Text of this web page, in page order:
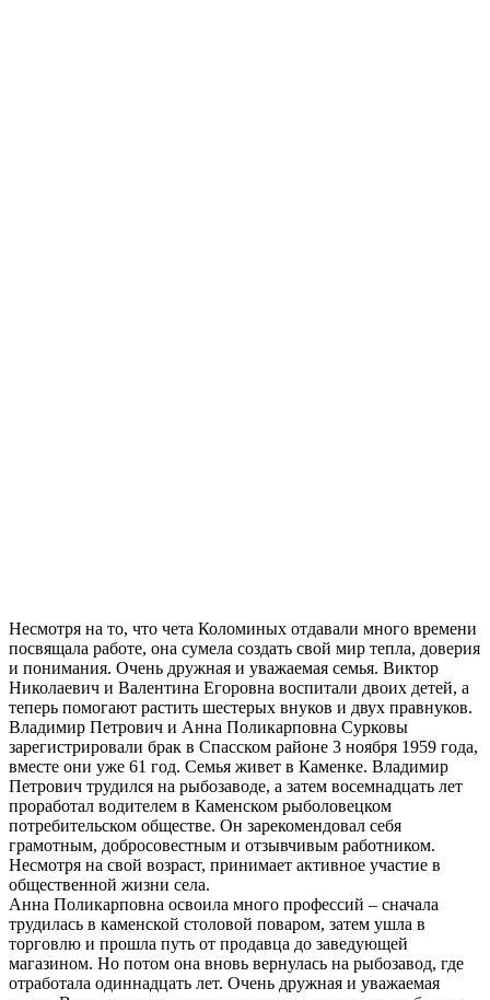
Несмотря на то, что чета Коломиных отдавали много времени
посвящала работе, она сумела создать свой мир тепла, доверия
и понимания. Очень дружная и уважаемая семья. Виктор
Николаевич и Валентина Егоровна воспитали двоих детей, а
теперь помогают растить шестерых внуков и двух правнуков.
Владимир Петрович и Анна Поликарповна Сурковы
зарегистрировали брак в Спасском районе 3 ноября 1959 года,
вместе они уже 61 год. Семья живет в Каменке. Владимир
Петрович трудился на рыбозаводе, а затем восемнадцать лет
проработал водителем в Каменском рыболовецком
потребительском обществе. Он зарекомендовал себя
грамотным, добросовестным и отзывчивым работником.
Несмотря на свой возраст, принимает активное участие в
общественной жизни села.
Анна Поликарповна освоила много профессий – сначала
трудилась в каменской столовой поваром, затем ушла в
торговлю и прошла путь от продавца до заведующей
магазином. Но потом она вновь вернулась на рыбозавод, где
отработала одиннадцать лет. Очень дружная и уважаемая